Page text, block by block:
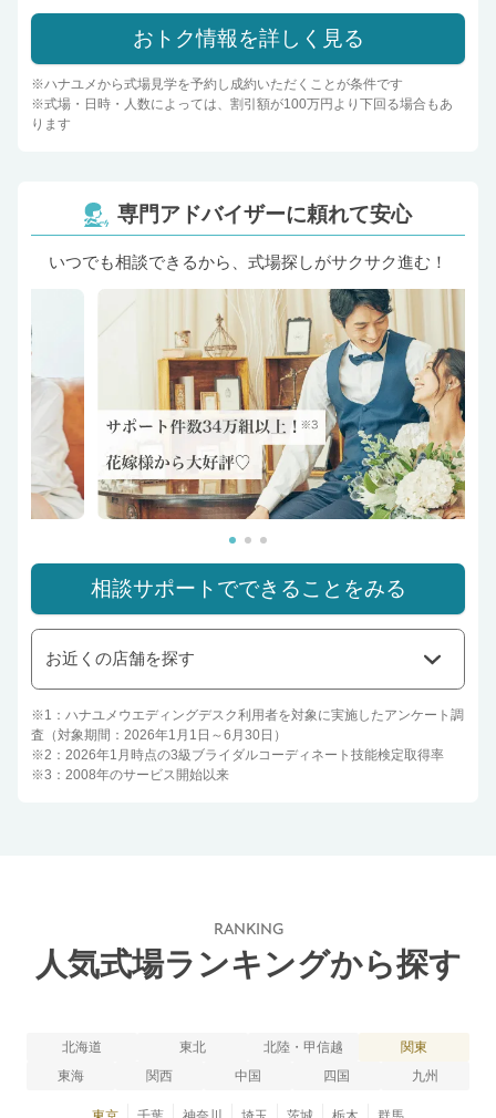
おトク情報を詳しく見る
※ハナユメから式場見学を予約し成約いただくことが条件です
※式場・日時・人数によっては、割引額が100万円より下回る場合もあ
ります
専門アドバイザーに頼れて安心
いつでも相談できるから、式場探しがサクサク進む！
相談サポートでできることをみる
お近くの店舗を探す
※1：ハナユメウエディングデスク利用者を対象に実施したアンケート調
査（対象期間：2026年1月1日～6月30日）
※2：2026年1月時点の3級ブライダルコーディネート技能検定取得率
※3：2008年のサービス開始以来
RANKING
人気式場ランキングから探す
北海道 東北 北陸・甲信越
関東
東海
関西 中国 四国 九州